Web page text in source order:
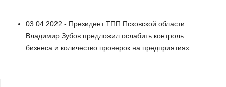
03.04.2022 - Президент ТПП Псковской области
Владимир Зубов предложил ослабить контроль
бизнеса и количество проверок на предприятиях